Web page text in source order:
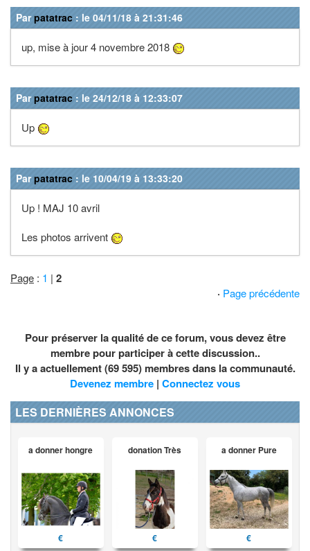
Parpatatrac : le 04/11/18 à 21:31:46
up, mise à jour 4 novembre 2018
Parpatatrac : le 24/12/18 à 12:33:07
Up
Parpatatrac : le 10/04/19 à 13:33:20
Up ! MAJ 10 avril
Les photos arrivent
Page : 1 | 2
· Page précédente
Pour préserver la qualité de ce forum, vous devez être
membre pour participer à cette discussion..
Il y a actuellement (69 595) membres dans la communauté.
Devenez membre | Connectez vous
LES DERNIÈRES ANNONCES
a donner hongre
€
donation Très
€
a donner Pure
€